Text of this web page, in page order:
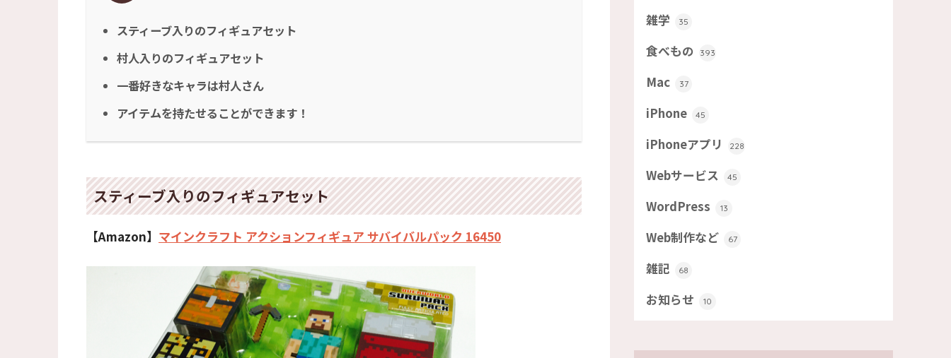
スティーブ入りのフィギュアセット
村人入りのフィギュアセット
一番好きなキャラは村人さん
アイテムを持たせることができます！
スティーブ入りのフィギュアセット
【Amazon】 マインクラフト アクションフィギュア サバイバルパック 16450
雑学 35
食べもの 393
Mac 37
iPhone 45
iPhoneアプリ 228
Webサービス 45
WordPress 13
Web制作など 67
雑記 68
お知らせ 10